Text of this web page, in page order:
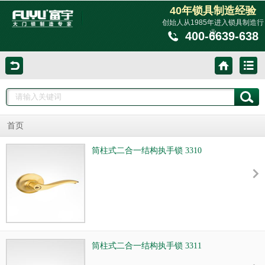
40年锁具制造经验
创始人从1985年进入锁具制造行
业
400-6639-638
首页
筒柱式二合一结构执手锁 3310
筒柱式二合一结构执手锁 3311